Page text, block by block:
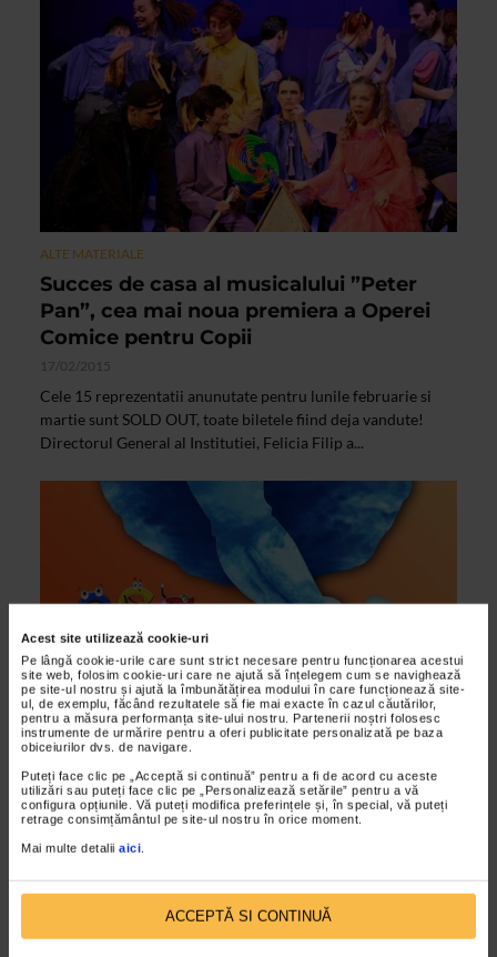
Acest site utilizează cookie-uri
Pe lângă cookie-urile care sunt strict necesare pentru funcționarea acestui
site web, folosim cookie-uri care ne ajută să înțelegem cum se navighează
pe site-ul nostru și ajută la îmbunătățirea modului în care funcționează site-
ul, de exemplu, făcând rezultatele să fie mai exacte în cazul căutărilor,
pentru a măsura performanța site-ului nostru. Partenerii noștri folosesc
instrumente de urmărire pentru a oferi publicitate personalizată pe baza
obiceiurilor dvs. de navigare.
Puteți face clic pe „Acceptă si continuă” pentru a fi de acord cu aceste
utilizări sau puteți face clic pe „Personalizează setările” pentru a vă
configura opțiunile. Vă puteți modifica preferințele și, în special, vă puteți
retrage consimțământul pe site-ul nostru în orice moment.
Mai multe detalii aici.
ACCEPTĂ SI CONTINUĂ
ALTE MATERIALE
Succes de casa al musicalului ”Peter
Pan”, cea mai noua premiera a Operei
Comice pentru Copii
17/02/2015
Cele 15 reprezentatii anunutate pentru lunile februarie si
martie sunt SOLD OUT, toate biletele fiind deja vandute!
Directorul General al Institutiei, Felicia Filip a...
ALTE MATERIALE
Premiera la Opera Comica pentru Copii:
Musicalul Peter Pan
02/02/2015
In aceasta iarna, Opera Comica pentru Copii le-a pregatit
personajele unei povesti nemuritoare: Peter Pan, de...